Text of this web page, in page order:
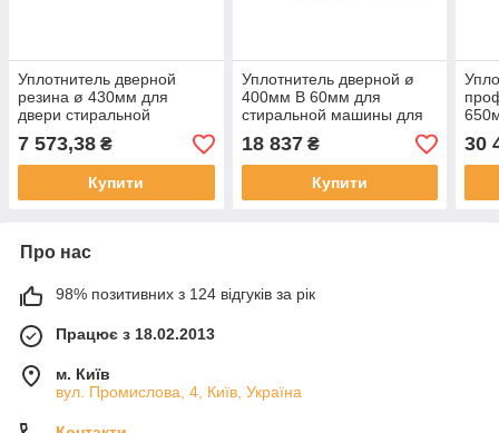
Уплотнитель дверной
резина ø 430мм для
двери стиральной
машины для Whirlpool,
Epms, Primus,
Grandimpianti
7 573,38 ₴
Купити
Уплотнитель дверной ø
400мм В 60мм для
стиральной машины для
Whirlpool, Epms, Indesit,
Imesa
18 837₴
Купити
30
Про нас
98% позитивних з 124 відгуків за рік
Працює з 18.02.2013
м. Київ
вул. Промислова, 4, Київ, Україна